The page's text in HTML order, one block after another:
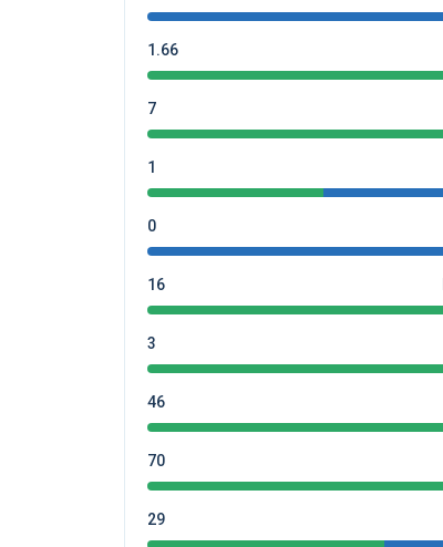
1.66
7
1
0
16
3
46
70
29